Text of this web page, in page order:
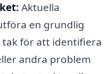
Aktuella
en grundlig
för att identifiera
andra problem